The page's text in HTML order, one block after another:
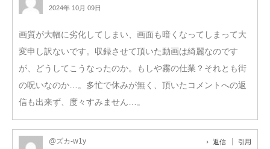
2024年 10月 09日
画質が大幅に劣化してしまい、画面も暗くなってしまって大
変申し訳ないです。収録させて頂いた動画は綺麗なのです
が、どうしてこうなったのか。もしや霧の仕業？それとも街
の呪いなのか…。多忙で休みが無く、頂いたコメントへの返
信も出来ず、度々すみません…。
@ズカ-w1y 返信 引用